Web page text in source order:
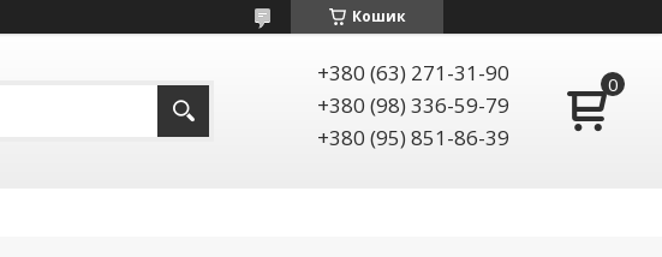
Кошик
+380 (63) 271-31-90
+380 (98) 336-59-79
+380 (95) 851-86-39